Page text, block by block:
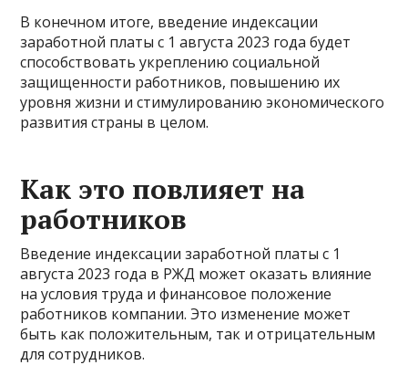
В конечном итоге, введение индексации
заработной платы с 1 августа 2023 года будет
способствовать укреплению социальной
защищенности работников, повышению их
уровня жизни и стимулированию экономического
развития страны в целом.
Как это повлияет на
работников
Введение индексации заработной платы с 1
августа 2023 года в РЖД может оказать влияние
на условия труда и финансовое положение
работников компании. Это изменение может
быть как положительным, так и отрицательным
для сотрудников.